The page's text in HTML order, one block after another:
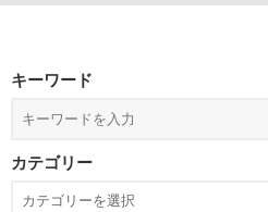
キーワード
カテゴリー